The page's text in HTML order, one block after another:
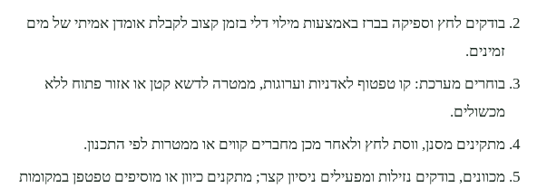
בודקים לחץ וספיקה בברז באמצעות מילוי דלי בזמן קצוב לקבלת אומדן אמיתי של מים
זמינים.
בוחרים מערכת: קו טפטוף לאדניות וערוגות, ממטרה לדשא קטן או אזור פתוח ללא
מכשולים.
מתקינים מסנן, ווסת לחץ ולאחר מכן מחברים קווים או ממטרות לפי התכנון.
מכוונים, בודקים נזילות ומפעילים ניסיון קצר; מתקנים כיוון או מוסיפים טפטפן במקומות